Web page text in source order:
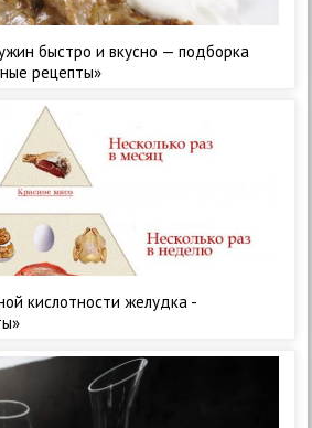
быстро и вкусно — подборка
рецепты»
кислотности желудка -